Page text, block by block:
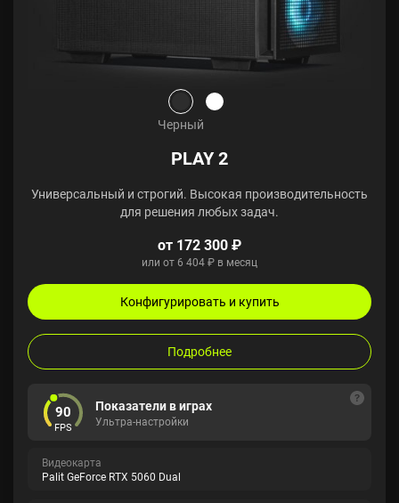
Черный
PLAY 2
Универсальный и строгий. Высокая производительность
для решения любых задач.
от 172 300 ₽
или от 6 404 ₽ в месяц
Конфигурировать и купить
Подробнее
90
FPS
Показатели в играх
Ультра-настройки
Видеокарта
Palit GeForce RTX 5060 Dual